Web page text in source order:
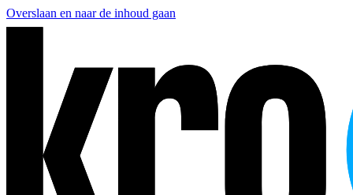
Overslaan en naar de inhoud gaan